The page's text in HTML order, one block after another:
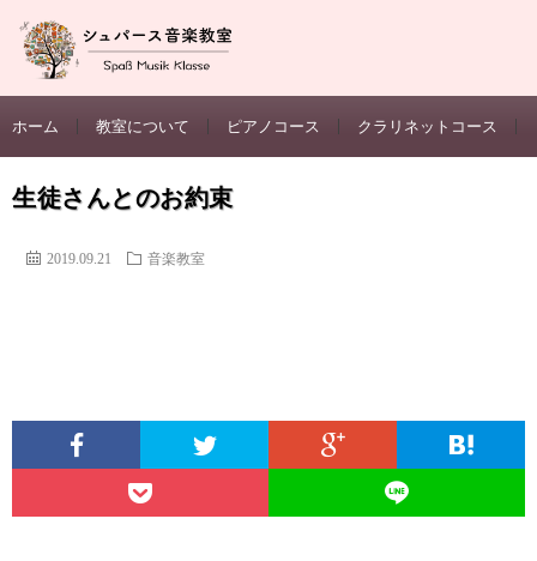
ホーム 教室について ピアノコース クラリネットコース
生徒さんとのお約束
2019.09.21 音楽教室